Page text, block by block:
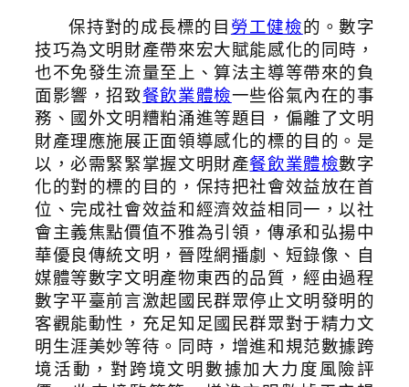
保持對的成長標的目勞工健檢的。數字
技巧為文明財產帶來宏大賦能感化的同時，
也不免發生流量至上、算法主導等帶來的負
面影響，招致餐飲業體檢一些俗氣內在的事
務、國外文明糟粕涌進等題目，偏離了文明
財產理應施展正面領導感化的標的目的。是
以，必需緊緊掌握文明財產餐飲業體檢數字
化的對的標的目的，保持把社會效益放在首
位、完成社會效益和經濟效益相同一，以社
會主義焦點價值不雅為引領，傳承和弘揚中
華優良傳統文明，晉陞網播劇、短錄像、自
媒體等數字文明產物東西的品質，經由過程
數字平臺前言激起國民群眾停止文明發明的
客觀能動性，充足知足國民群眾對于精力文
明生涯美妙等待。同時，增進和規范數據跨
境活動，對跨境文明數據加大力度風險評